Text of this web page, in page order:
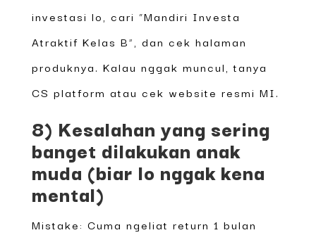
investasi lo, cari “Mandiri Investa
Atraktif Kelas B”, dan cek halaman
produknya. Kalau nggak muncul, tanya
CS platform atau cek website resmi MI.
8) Kesalahan yang sering
banget dilakukan anak
muda (biar lo nggak kena
mental)
Mistake: Cuma ngeliat return 1 bulan